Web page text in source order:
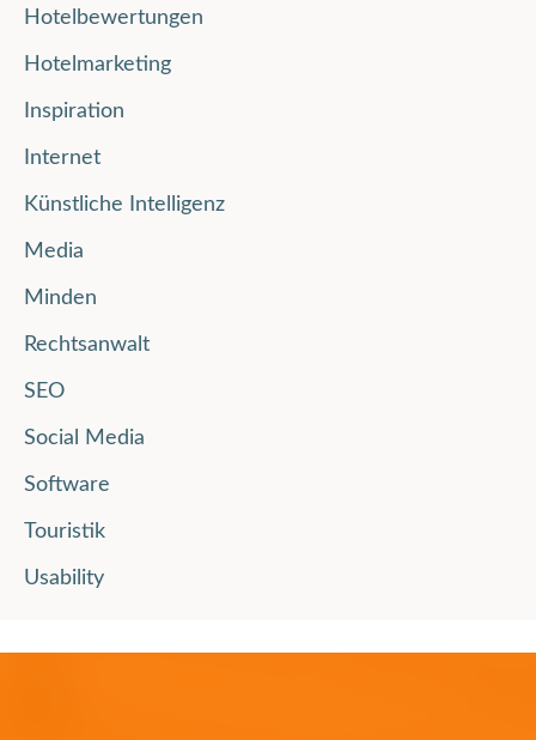
Hotelbewertungen
Hotelmarketing
Inspiration
Internet
Künstliche Intelligenz
Media
Minden
Rechtsanwalt
SEO
Social Media
Software
Touristik
Usability